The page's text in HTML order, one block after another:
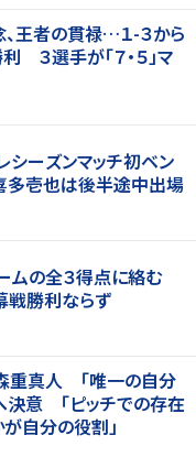
、王者の貫禄…１-３から
３選手が「７・５」マ
シーズンマッチ初ベン
壱也は後半途中出場
ムの全３得点に絡む
勝利ならず
森重真人 「唯一の自分
決意 「ピッチでの存在
自分の役割」